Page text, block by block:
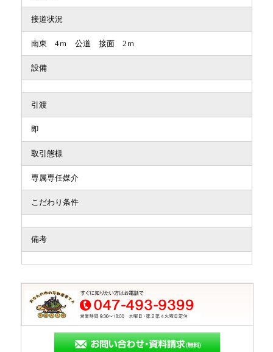
接道状況
南東 4ｍ 公道 接面 2ｍ
設備
引渡
即
取引態様
専属専任媒介
こだわり条件
備考